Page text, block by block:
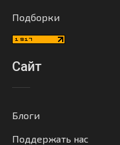
Подборки
Сайт
Блоги
Поддержать нас